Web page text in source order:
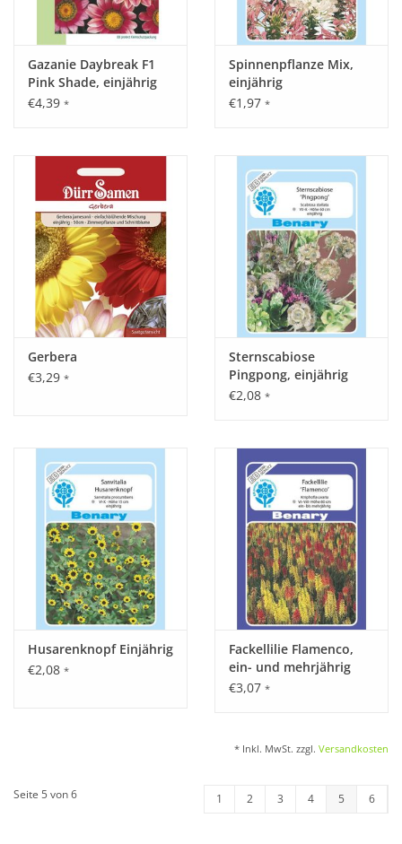
Gazanie Daybreak F1
Pink Shade, einjährig
€4,39 *
Spinnenpflanze Mix,
einjährig
€1,97 *
Gerbera
€3,29 *
Sternscabiose
Pingpong, einjährig
€2,08 *
Husarenknopf Einjährig
€2,08 *
Fackellilie Flamenco,
ein- und mehrjährig
€3,07 *
* Inkl. MwSt. zzgl. Versandkosten
Seite 5 von 6 1 2 3 4 5 6